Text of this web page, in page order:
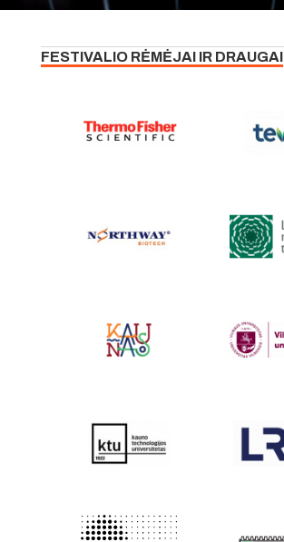
FESTIVALIO RĖMĖJAI IR DRAUGAI